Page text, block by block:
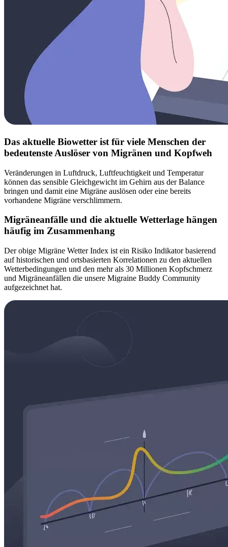
Das aktuelle Biowetter ist für viele Menschen der
bedeutenste Auslöser von Migränen und Kopfweh
Veränderungen in Luftdruck, Luftfeuchtigkeit und Temperatur
können das sensible Gleichgewicht im Gehirn aus der Balance
bringen und damit eine Migräne auslösen oder eine bereits
vorhandene Migräne verschlimmern.
Migräneanfälle und die aktuelle Wetterlage hängen
häufig im Zusammenhang
Der obige Migräne Wetter Index ist ein Risiko Indikator basierend
auf historischen und ortsbasierten Korrelationen zu den aktuellen
Wetterbedingungen und den mehr als 30 Millionen Kopfschmerz
und Migräneanfällen die unsere Migraine Buddy Community
aufgezeichnet hat.